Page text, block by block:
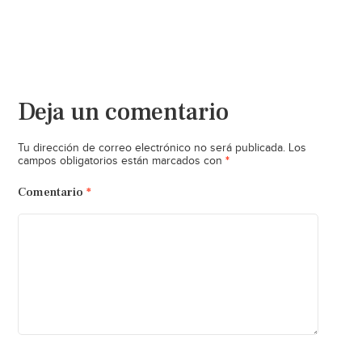
Deja un comentario
Tu dirección de correo electrónico no será publicada. Los
campos obligatorios están marcados con *
Comentario *